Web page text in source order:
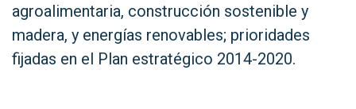
agroalimentaria, construcción sostenible y
madera, y energías renovables; prioridades
fijadas en el Plan estratégico 2014-2020.